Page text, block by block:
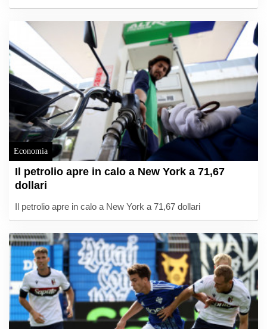
Economia
Il petrolio apre in calo a New York a 71,67
dollari
Il petrolio apre in calo a New York a 71,67 dollari